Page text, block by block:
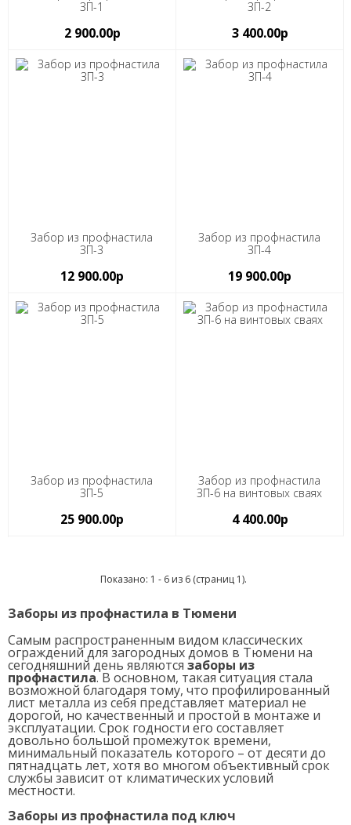
ЗП-1
2 900.00р
ЗП-2
3 400.00р
Забор из профнастила
ЗП-3
12 900.00р
Забор из профнастила
ЗП-4
19 900.00р
Забор из профнастила
ЗП-5
25 900.00р
Забор из профнастила
ЗП-6 на винтовых сваях
4 400.00р
Показано: 1 - 6 из 6 (страниц 1).
Заборы из профнастила в Тюмени
Самым распространенным видом классических
ограждений для загородных домов в Тюмени на
сегодняшний день являются заборы из
профнастила. В основном, такая ситуация стала
возможной благодаря тому, что профилированный
лист металла из себя представляет материал не
дорогой, но качественный и простой в монтаже и
эксплуатации. Срок годности его составляет
довольно большой промежуток времени,
минимальный показатель которого – от десяти до
пятнадцать лет, хотя во многом объективный срок
службы зависит от климатических условий
местности.
Заборы из профнастила под ключ